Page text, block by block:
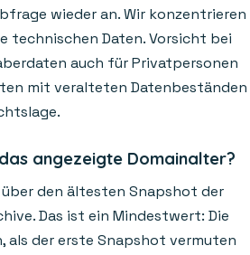
wieder an. Wir konzentrieren
technischen Daten. Vorsicht bei
auch für Privatpersonen
mit veralteten Datenbeständen
angezeigte Domainalter?
den ältesten Snapshot der
Das ist ein Mindestwert: Die
als der erste Snapshot vermuten